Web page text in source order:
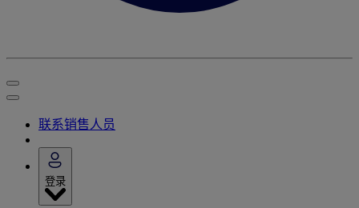
联系销售人员
登录